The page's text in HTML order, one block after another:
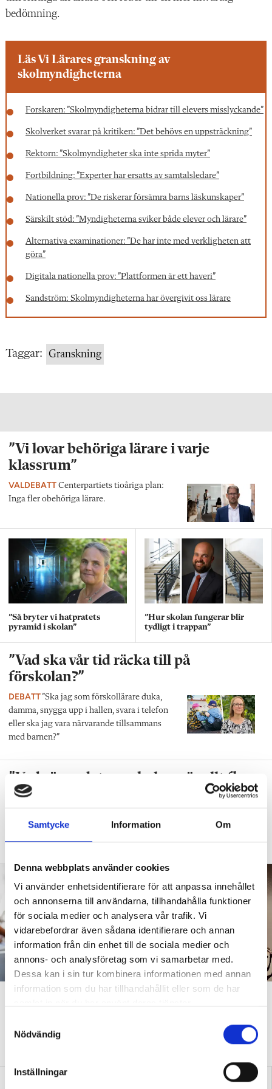
Samtycke Information Om
Denna webbplats använder cookies
Vi använder enhetsidentifierare för att anpassa innehållet
och annonserna till användarna, tillhandahålla funktioner
för sociala medier och analysera vår trafik. Vi
vidarebefordrar även sådana identifierare och annan
information från din enhet till de sociala medier och
annons- och analysföretag som vi samarbetar med.
Dessa kan i sin tur kombinera informationen med annan
information som du har tillhandahållit eller som de har
t
Nödvändig
Inställningar
bedömning.
Läs Vi Lärares granskning av
skolmyndigheterna
Forskaren: ”Skolmyndigheterna bidrar till elevers misslyckande”
Skolverket svarar på kritiken: ”Det behövs en uppsträckning”
Rektorn: ”Skolmyndigheter ska inte sprida myter”
Fortbildning: ”Experter har ersatts av samtalsledare”
Nationella prov: ”De riskerar försämra barns läskunskaper”
Särskilt stöd: ”Myndigheterna sviker både elever och lärare”
Alternativa examinationer: ”De har inte med verkligheten att
göra”
Digitala nationella prov: ”Plattformen är ett haveri”
Sandström: Skolmyndigheterna har övergivit oss lärare
Taggar: Granskning
”Vi lovar behöriga lärare i varje
klassrum”
VALDEBATT Centerpartiets tioåriga plan:
Inga fler obehöriga lärare.
”Så bryter vi hatpratets
pyramid i skolan”
”Hur skolan fungerar blir
tydligt i trappan”
”Vad ska vår tid räcka till på
förskolan?”
DEBATT”Ska jag som förskollärare duka,
damma, snygga upp i hallen, svara i telefon
eller ska jag vara närvarande tillsammans
med barnen?”
”Vad säger det om skolan när allt fler
barn behöver anpassas?”
fler barn från början – inte hur de ska
anpassas till skolan”.
”Att ställa krav är inte elakt. Att vara schysst är inte alltid
snällt. Många gånger är det bara ett svek”, skriver Ulrica Björkblom